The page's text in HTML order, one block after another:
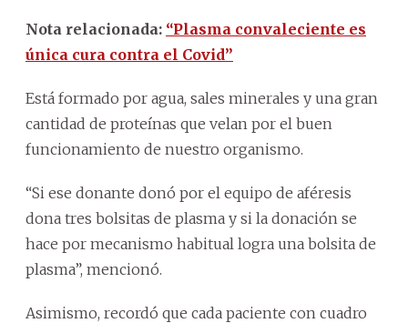
Nota relacionada: “Plasma convaleciente es
única cura contra el Covid”
Está formado por agua, sales minerales y una gran
cantidad de proteínas que velan por el buen
funcionamiento de nuestro organismo.
“Si ese donante donó por el equipo de aféresis
dona tres bolsitas de plasma y si la donación se
hace por mecanismo habitual logra una bolsita de
plasma”, mencionó.
Asimismo, recordó que cada paciente con cuadro